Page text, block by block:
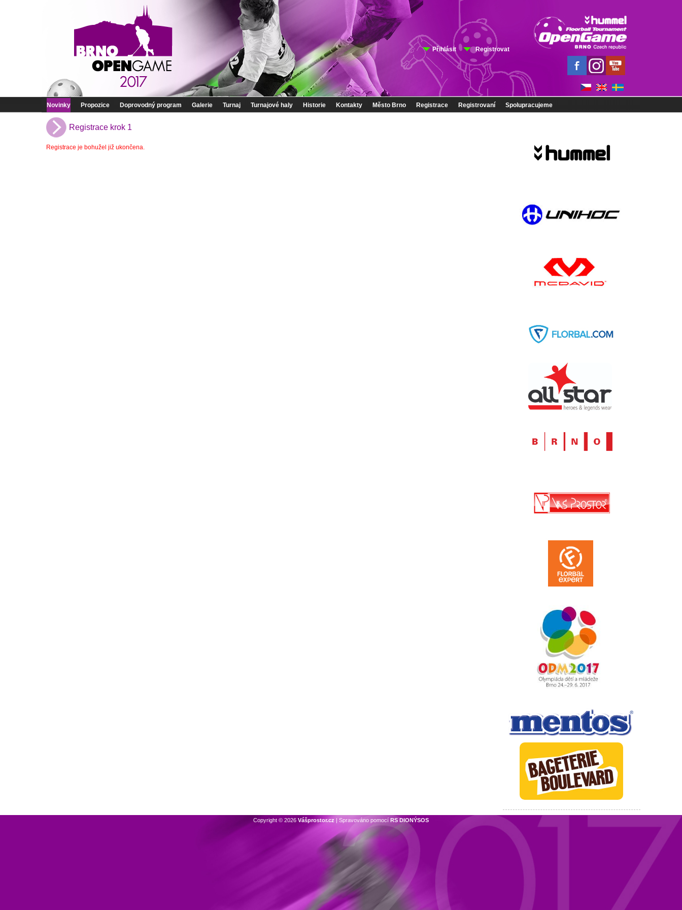
Přihlásit Registrovat
Novinky Propozice Doprovodný program Galerie Turnaj Turnajové haly Historie Kontakty Město Brno Registrace Registrovaní Spolupracujeme
Registrace krok 1
Registrace je bohužel již ukončena.
Copyright © 2026 Vášprostor.cz | Spravováno pomocí RS DIONÝSOS